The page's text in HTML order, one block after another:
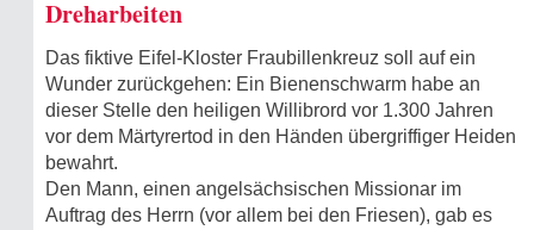
Dreharbeiten
Das fiktive Eifel-Kloster Fraubillenkreuz soll auf ein
Wunder zurückgehen: Ein Bienenschwarm habe an
dieser Stelle den heiligen Willibrord vor 1.300 Jahren
vor dem Märtyrertod in den Händen übergriffiger Heiden
bewahrt.
Den Mann, einen angelsächsischen Missionar im
Auftrag des Herrn (vor allem bei den Friesen), gab es